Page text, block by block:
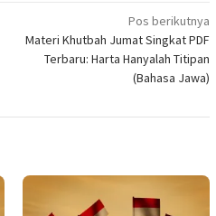
Pos berikutnya
Materi Khutbah Jumat Singkat PDF
Terbaru: Harta Hanyalah Titipan
(Bahasa Jawa)